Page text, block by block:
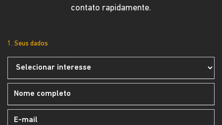
contato rapidamente.
1. Seus dados